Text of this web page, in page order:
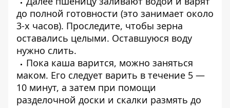
до полной готовности (это занимает около
3-х часов). Проследите, чтобы зерна
оставались целыми. Оставшуюся воду
нужно слить.
Пока каша варится, можно заняться
маком. Его следует варить в течение 5 —
10 минут, а затем при помощи
разделочной доски и скалки размять до